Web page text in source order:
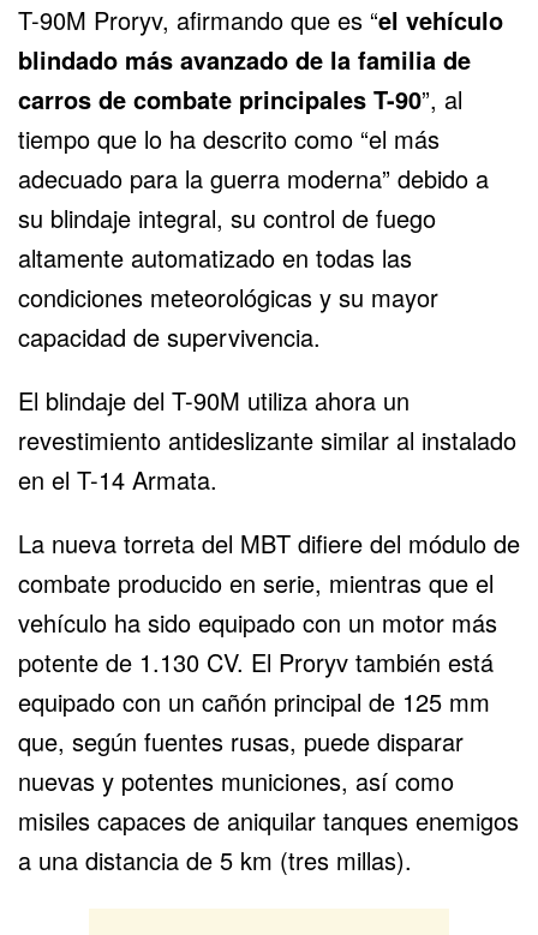
T-90M Proryv, afirmando que es “el vehículo
blindado más avanzado de la familia de
carros de combate principales T-90”, al
tiempo que lo ha descrito como “el más
adecuado para la guerra moderna” debido a
su blindaje integral, su control de fuego
altamente automatizado en todas las
condiciones meteorológicas y su mayor
capacidad de supervivencia.
El blindaje del T-90M utiliza ahora un
revestimiento antideslizante similar al instalado
en el T-14 Armata.
La nueva torreta del MBT difiere del módulo de
combate producido en serie, mientras que el
vehículo ha sido equipado con un motor más
potente de 1.130 CV. El Proryv también está
equipado con un cañón principal de 125 mm
que, según fuentes rusas, puede disparar
nuevas y potentes municiones, así como
misiles capaces de aniquilar tanques enemigos
a una distancia de 5 km (tres millas).